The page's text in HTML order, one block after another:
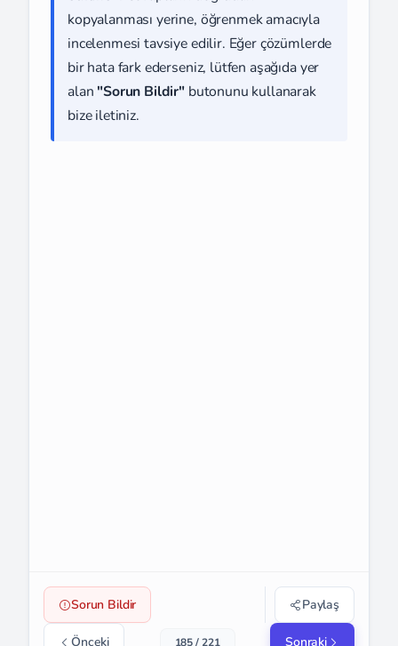
kopyalanması yerine, öğrenmek amacıyla
incelenmesi tavsiye edilir. Eğer çözümlerde
bir hata fark ederseniz, lütfen aşağıda yer
alan "Sorun Bildir" butonunu kullanarak
bize iletiniz.
Sorun Bildir Paylaş
Önceki 185 / 221 Sonraki